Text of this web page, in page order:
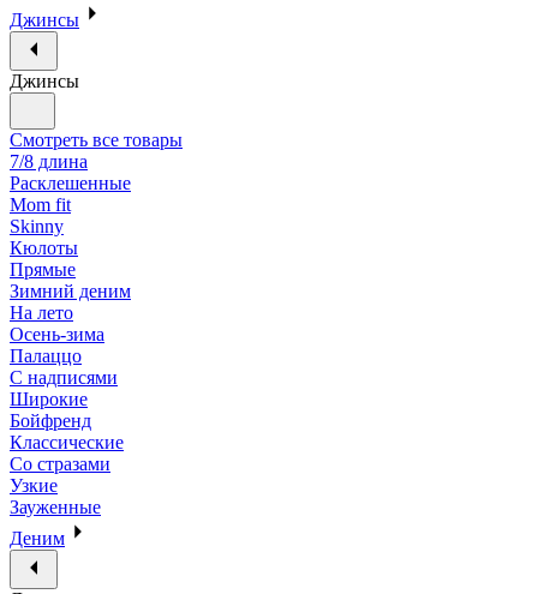
Джинсы
Джинсы
Смотреть все товары
7/8 длина
Расклешенные
Mom fit
Skinny
Кюлоты
Прямые
Зимний деним
На лето
Осень-зима
Палаццо
С надписями
Широкие
Бойфренд
Классические
Со стразами
Узкие
Зауженные
Деним